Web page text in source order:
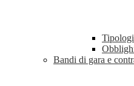
Bandi di gara e